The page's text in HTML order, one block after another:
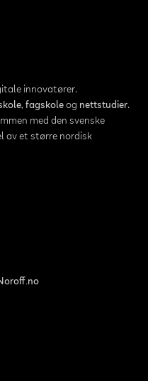
innovatører.
, fagskoleog nettstudier.
med den svenske
av et større nordisk